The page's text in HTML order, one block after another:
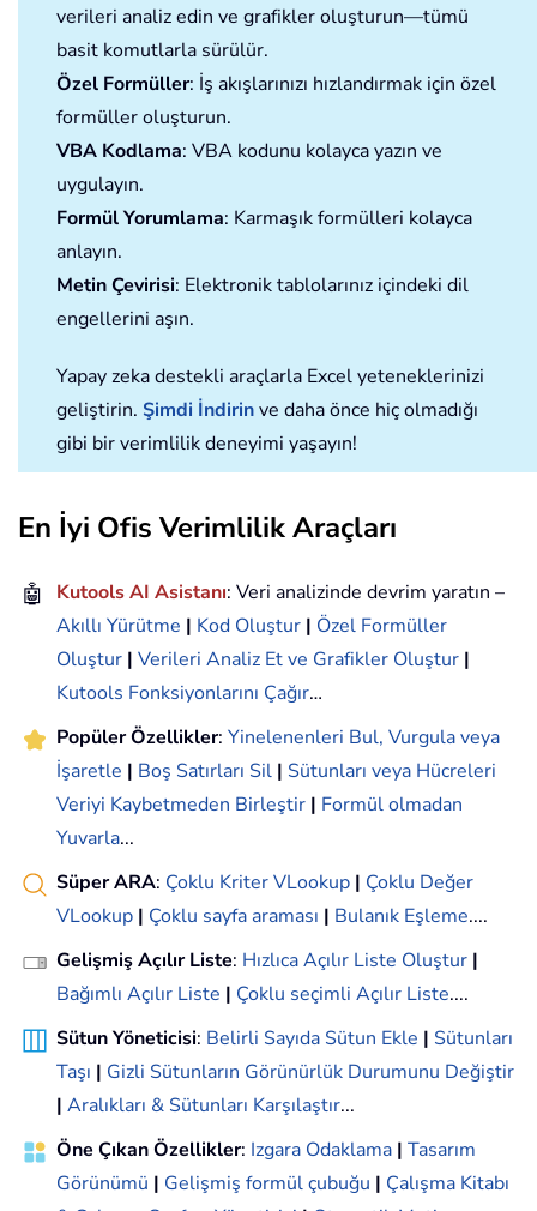
verileri analiz edin ve grafikler oluşturun—tümü
basit komutlarla sürülür.
Özel Formüller: İş akışlarınızı hızlandırmak için özel
formüller oluşturun.
VBA Kodlama: VBA kodunu kolayca yazın ve
uygulayın.
Formül Yorumlama: Karmaşık formülleri kolayca
anlayın.
Metin Çevirisi: Elektronik tablolarınız içindeki dil
engellerini aşın.
Yapay zeka destekli araçlarla Excel yeteneklerinizi
geliştirin. Şimdi İndirinve daha önce hiç olmadığı
gibi bir verimlilik deneyimi yaşayın!
En İyi Ofis Verimlilik Araçları
🤖 Kutools AI Asistanı: Veri analizinde devrim yaratın –
Akıllı Yürütme | Kod Oluştur | Özel Formüller
Oluştur | Verileri Analiz Et ve Grafikler Oluştur |
Kutools Fonksiyonlarını Çağır…
Popüler Özellikler: Yinelenenleri Bul, Vurgula veya
İşaretle | Boş Satırları Sil | Sütunları veya Hücreleri
Veriyi Kaybetmeden Birleştir | Formül olmadan
Yuvarla...
Süper ARA: Çoklu Kriter VLookup | Çoklu Değer
VLookup | Çoklu sayfa araması | Bulanık Eşleme....
Gelişmiş Açılır Liste: Hızlıca Açılır Liste Oluştur |
Bağımlı Açılır Liste | Çoklu seçimli Açılır Liste....
Sütun Yöneticisi: Belirli Sayıda Sütun Ekle | Sütunları
Taşı | Gizli Sütunların Görünürlük Durumunu Değiştir
| Aralıkları & Sütunları Karşılaştır...
Öne Çıkan Özellikler: Izgara Odaklama | Tasarım
Görünümü | Gelişmiş formül çubuğu | Çalışma Kitabı